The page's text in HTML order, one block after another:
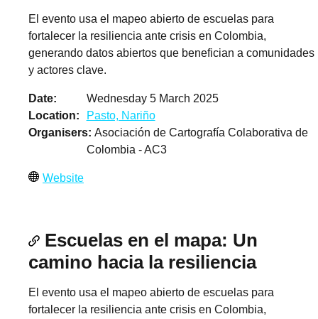
El evento usa el mapeo abierto de escuelas para
fortalecer la resiliencia ante crisis en Colombia,
generando datos abiertos que benefician a comunidades
y actores clave.
Date
Wednesday 5 March 2025
Location
Pasto, Nariño
Organisers Asociación de Cartografía Colaborativa de
Colombia - AC3
Website
Escuelas en el mapa: Un
camino hacia la resiliencia
El evento usa el mapeo abierto de escuelas para
fortalecer la resiliencia ante crisis en Colombia,